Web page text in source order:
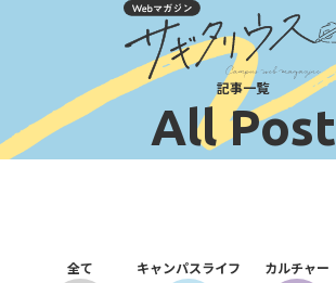
記事一覧
All Post
全て キャンパスライフ カルチャー